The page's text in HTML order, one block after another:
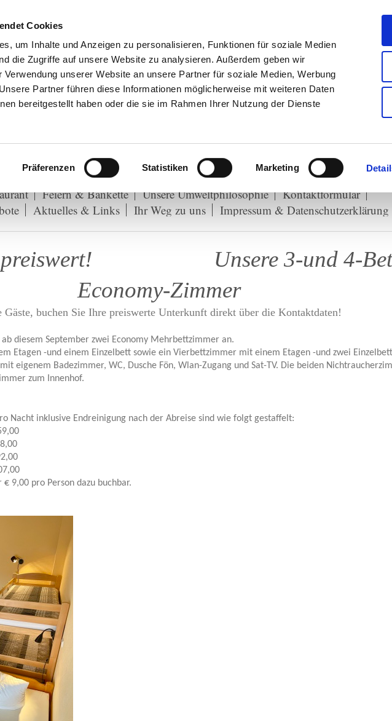
Cookies
um Inhalte und Anzeigen zu personalisieren, Funktionen für soziale Medien
die Zugriffe auf unsere Website zu analysieren. Außerdem geben wir
Verwendung unserer Website an unsere Partner für soziale Medien, Werbung
Partner führen diese Informationen möglicherweise mit weiteren Daten
bereitgestellt haben oder die sie im Rahmen Ihrer Nutzung der Dienste
Präferenzen Statistiken Marketing
Das Hotel Film- & Fotostudio Economy-Zimmer
Die Gaststätte
Feiern & Bankette Unsere Umweltphilosophie
Kontaktformular
Aktuelles & Links Ihr Weg zu uns Impressum & Datenschutzerklärung
preiswert! Unsere 3-und 4-
Economy-Zimmer
Gäste, buchen Sie Ihre preiswerte Unterkunft direkt über die Kontaktdaten!
diesem September zwei Economy Mehrbettzimmer an.
Etagen -und einem Einzelbett sowie ein Vierbettzimmer mit einem Etagen -und zwei
eigenem Badezimmer, WC, Dusche Fön, Wlan-Zugang und Sat-TV. Die beiden
zum Innenhof.
Nacht inklusive Endreinigung nach der Abreise sind wie folgt gestaffelt:
9,00 pro Person dazu buchbar.